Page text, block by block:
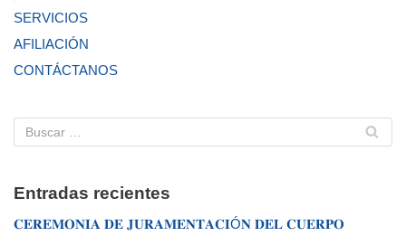
SERVICIOS
AFILIACIÓN
CONTÁCTANOS
Entradas recientes
𝐂𝐄𝐑𝐄𝐌𝐎𝐍𝐈𝐀 𝐃𝐄 𝐉𝐔𝐑𝐀𝐌𝐄𝐍𝐓𝐀𝐂𝐈Ó𝐍 𝐃𝐄𝐋 𝐂𝐔𝐄𝐑𝐏𝐎